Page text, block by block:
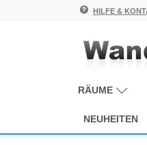
HILFE &
RÄUME
NEUHEITEN